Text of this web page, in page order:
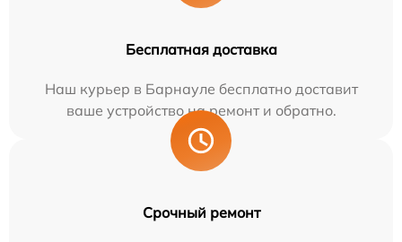
Бесплатная доставка
Наш курьер в Барнауле бесплатно доставит
ваше устройство на ремонт и обратно.
Срочный ремонт